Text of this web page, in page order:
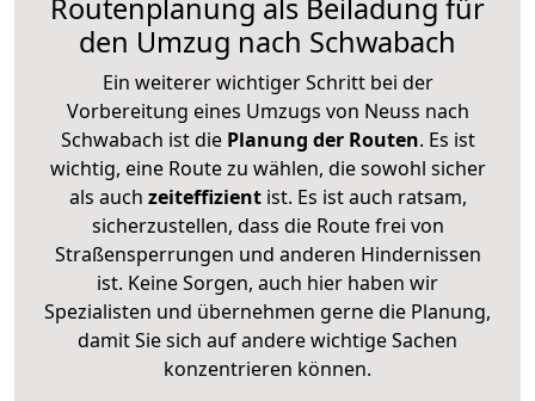
Routenplanung als Beiladung für
den Umzug nach Schwabach
Ein weiterer wichtiger Schritt bei der
Vorbereitung eines Umzugs von Neuss nach
Schwabach ist diePlanung der Routen. Es ist
wichtig, eine Route zu wählen, die sowohl sicher
als auch zeiteffizientist. Es ist auch ratsam,
sicherzustellen, dass die Route frei von
Straßensperrungen und anderen Hindernissen
ist. Keine Sorgen, auch hier haben wir
Spezialisten und übernehmen gerne die Planung,
damit Sie sich auf andere wichtige Sachen
konzentrieren können.